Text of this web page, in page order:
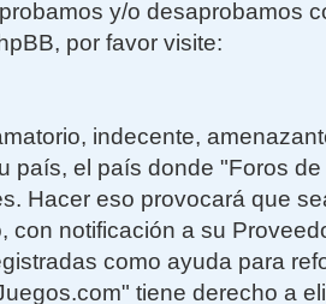
y/o desaprobamos
por favor visite:
indecente,
país, el país donde "Foros de
Hacer eso provocará que
con notificación a su
como ayuda para
tiene derecho a